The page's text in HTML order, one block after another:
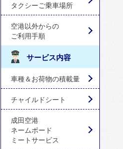
タクシーご乗車場所
空港以外からの
ご利用手順
サービス内容
車種＆お荷物の積載量
チャイルドシート
成田空港
ネームボード
ミートサービス